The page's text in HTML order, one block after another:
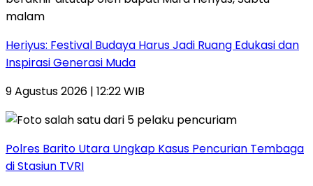
Heriyus: Festival Budaya Harus Jadi Ruang Edukasi dan
Inspirasi Generasi Muda
9 Agustus 2026 | 12:22 WIB
Polres Barito Utara Ungkap Kasus Pencurian Tembaga
di Stasiun TVRI